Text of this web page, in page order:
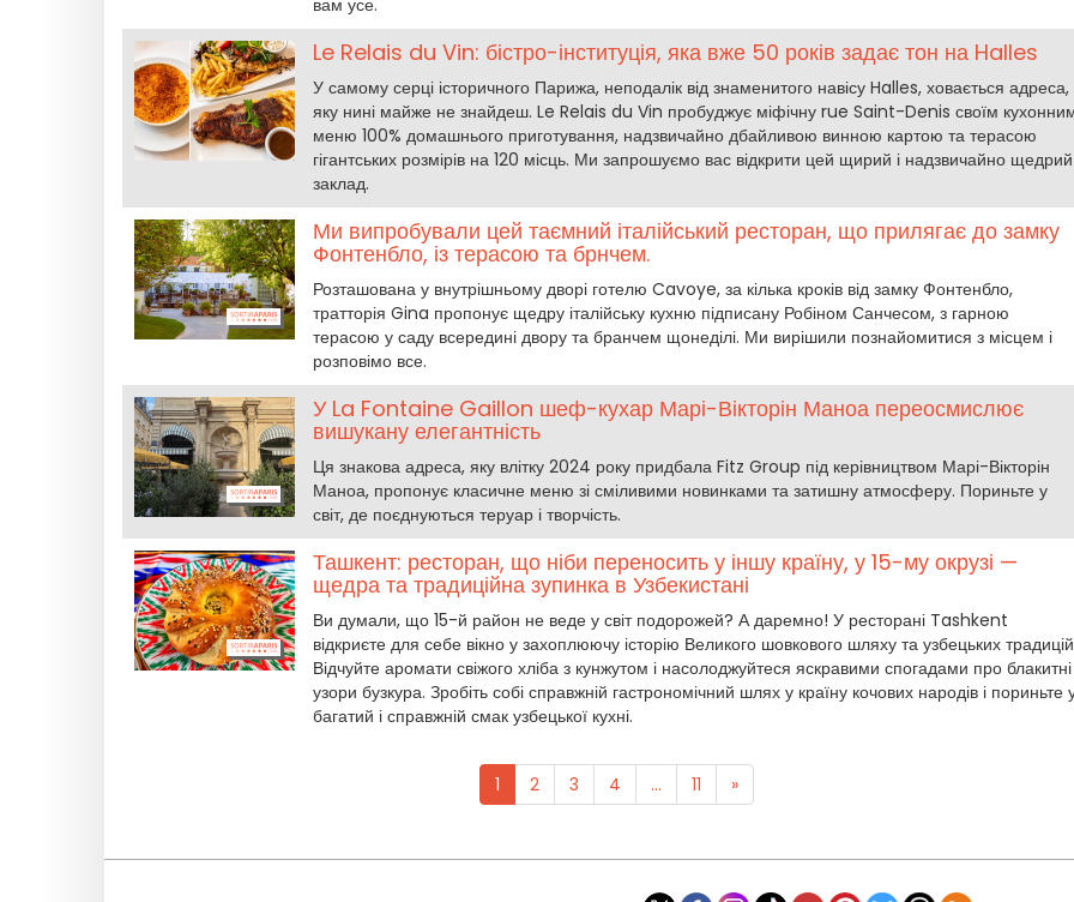
вам усе.
Le Relais du Vin: бістро-інституція, яка вже 50 років задає тон на Halles
У самому серці історичного Парижа, неподалік від знаменитого навісу Halles, ховається адреса,
яку нині майже не знайдеш. Le Relais du Vin пробуджує міфічну rue Saint-Denis своїм
меню 100% домашнього приготування, надзвичайно дбайливою винною картою та терасою
гігантських розмірів на 120 місць. Ми запрошуємо вас відкрити цей щирий і надзвичайно щедрий
заклад.
Ми випробували цей таємний італійський ресторан, що прилягає до замку
Фонтенбло, із терасою та брнчем.
Розташована у внутрішньому дворі готелю Cavoye, за кілька кроків від замку Фонтенбло,
тратторія Gina пропонує щедру італійську кухню підписану Робіном Санчесом, з гарною
терасою у саду всередині двору та бранчем щонеділі. Ми вирішили познайомитися з місцем і
розповімо все.
У La Fontaine Gaillon шеф-кухар Марі-Вікторін Маноа переосмислює
вишукану елегантність
Ця знакова адреса, яку влітку 2024 року придбала Fitz Group під керівництвом Марі-Вікторін
Маноа, пропонує класичне меню зі сміливими новинками та затишну атмосферу. Пориньте у
світ, де поєднуються теруар і творчість.
Ташкент: ресторан, що ніби переносить у іншу країну, у 15-му окрузі —
щедра та традиційна зупинка в Узбекистані
Ви думали, що 15-й район не веде у світ подорожей? А даремно! У ресторані Tashkent
відкриєте для себе вікно у захоплюючу історію Великого шовкового шляху та узбецьких
Відчуйте аромати свіжого хліба з кунжутом і насолоджуйтеся яскравими спогадами про блакитні
узори бузкура. Зробіть собі справжній гастрономічний шлях у країну кочових народів і пориньте
багатий і справжній смак узбецької кухні.
1 2 3 4 ... 11 »